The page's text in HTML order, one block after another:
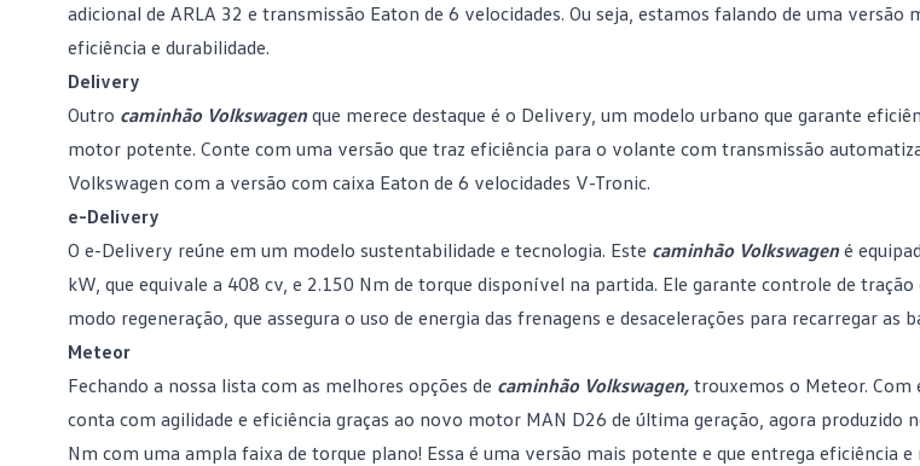
adicional de ARLA 32 e transmissão Eaton de 6 velocidades. Ou seja, estamos falando de uma versão
eficiência e durabilidade.
Delivery
Outro caminhão Volkswagen que merece destaque é o Delivery, um modelo urbano que garante
motor potente. Conte com uma versão que traz eficiência para o volante com transmissão
Volkswagen com a versão com caixa Eaton de 6 velocidades V-Tronic.
e-Delivery
O e-Delivery reúne em um modelo sustentabilidade e tecnologia. Este caminhão Volkswagen é
kW, que equivale a 408 cv, e 2.150 Nm de torque disponível na partida. Ele garante controle de
modo regeneração, que assegura o uso de energia das frenagens e desacelerações para recarregar as
Meteor
Fechando a nossa lista com as melhores opções de caminhão Volkswagen, trouxemos o Meteor. Com
conta com agilidade e eficiência graças ao novo motor MAN D26 de última geração, agora produzido
Nm com uma ampla faixa de torque plano! Essa é uma versão mais potente e que entrega eficiência e